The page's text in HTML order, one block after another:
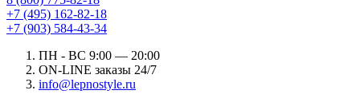
+7 (495) 162-82-18
+7 (903) 584-43-34
ПН - ВС 9:00 — 20:00
ON-LINE заказы 24/7
info@lepnostyle.ru